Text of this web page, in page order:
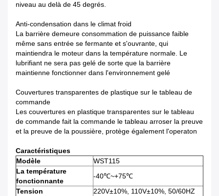
niveau au delà de 45 degrés.
Anti-condensation dans le climat froid
La barrière demeure consommation de puissance faible
même sans entrée se fermante et s'ouvrante, qui
maintiendra le moteur dans la température normale. Le
lubrifiant ne sera pas gelé de sorte que la barrière
maintienne fonctionner dans l'environnement gelé
Couvertures transparentes de plastique sur le tableau de
commande
Les couvertures en plastique transparentes sur le tableau
de commande fait la commande le tableau arroser la preuve
et la preuve de la poussière, protège également l'operaton
Caractéristiques
Modèle
WST115
La température
fonctionnante
-40℃~+75℃
Tension
220V±10%, 110V±10%, 50/60HZ